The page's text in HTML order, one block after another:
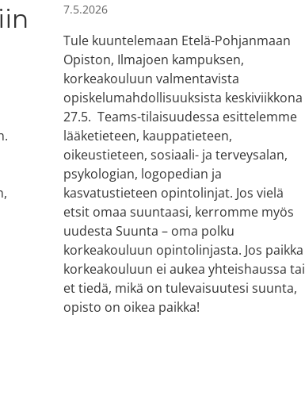
7.5.2026
Tule kuuntelemaan Etelä-Pohjanmaan
Opiston, Ilmajoen kampuksen,
korkeakouluun valmentavista
opiskelumahdollisuuksista keskiviikkona
27.5. Teams-tilaisuudessa esittelemme
lääketieteen, kauppatieteen,
oikeustieteen, sosiaali- ja terveysalan,
psykologian, logopedian ja
kasvatustieteen opintolinjat. Jos vielä
etsit omaa suuntaasi, kerromme myös
uudesta Suunta – oma polku
korkeakouluun opintolinjasta. Jos paikka
korkeakouluun ei aukea yhteishaussa tai
et tiedä, mikä on tulevaisuutesi suunta,
opisto on oikea paikka!